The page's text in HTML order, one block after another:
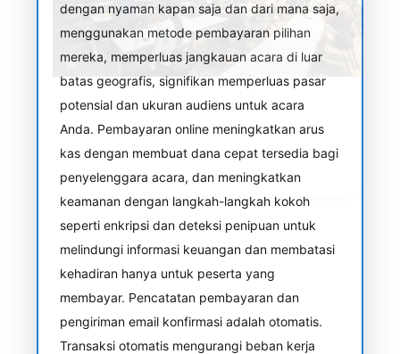
dengan nyaman kapan saja dan dari mana saja,
menggunakan metode pembayaran pilihan
mereka, memperluas jangkauan acara di luar
batas geografis, signifikan memperluas pasar
potensial dan ukuran audiens untuk acara
Anda. Pembayaran online meningkatkan arus
kas dengan membuat dana cepat tersedia bagi
penyelenggara acara, dan meningkatkan
keamanan dengan langkah-langkah kokoh
seperti enkripsi dan deteksi penipuan untuk
melindungi informasi keuangan dan membatasi
kehadiran hanya untuk peserta yang
membayar. Pencatatan pembayaran dan
pengiriman email konfirmasi adalah otomatis.
Transaksi otomatis mengurangi beban kerja